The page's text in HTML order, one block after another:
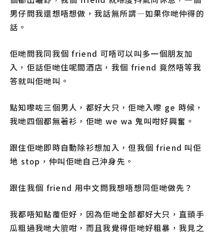
男仔問我還想唔想做，我話無所謂—如果你哋仲得的
話。
佢哋問我同我個 friend 可唔可以叫多一個朋友加
入，佢話佢哋住呢間酒店，我個 friend 竟然唔等我
答就叫佢哋叫。
點知嚟咗三個男人，都好大只，佢哋入嚟 ge 時候，
我哋四個都無著衫，佢哋 we wa 鬼叫咁好興奮。
跟住佢哋即時自動除衫想加入，但我個 friend 叫佢
地 stop，仲叫佢哋自己沖身先。
跟住我個 friend 用中文問我想唔想同佢哋做先？
我都唔知點覆佢好，因為佢哋全部都好大只，直頭手
瓜粗過我哋大膍咁，而且我覺得佢哋好粗暴，我見之